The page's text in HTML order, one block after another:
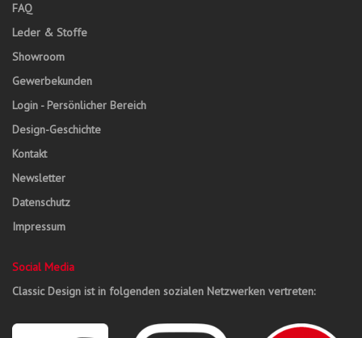
FAQ
Leder & Stoffe
Showroom
Gewerbekunden
Login - Persönlicher Bereich
Design-Geschichte
Kontakt
Newsletter
Datenschutz
Impressum
Social Media
Classic Design ist in folgenden sozialen Netzwerken vertreten: